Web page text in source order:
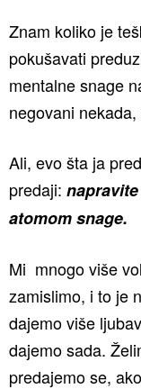
Znam koliko je
pokušavati
mentalne snage
negovani
Ali, evo šta ja
predaji:
atomom snage.
Mi mnogo više
zamislimo, i to je
dajemo više
dajemo sada.
predajemo se,